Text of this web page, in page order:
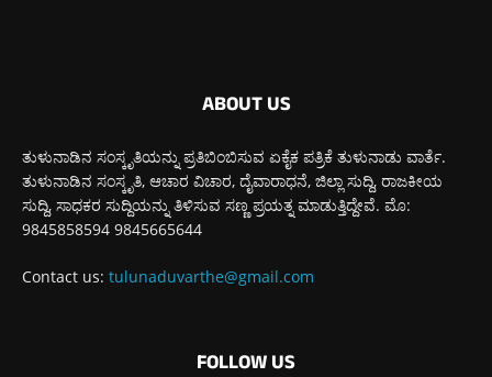
ABOUT US
ತುಳುನಾಡಿನ ಸಂಸ್ಕೃತಿಯನ್ನು ಪ್ರತಿಬಿಂಬಿಸುವ ಏಕೈಕ ಪತ್ರಿಕೆ ತುಳುನಾಡು ವಾರ್ತೆ.
ತುಳುನಾಡಿನ ಸಂಸ್ಕೃತಿ, ಆಚಾರ ವಿಚಾರ, ದೈವಾರಾಧನೆ, ಜಿಲ್ಲಾ ಸುದ್ದಿ, ರಾಜಕೀಯ
ಸುದ್ದಿ, ಸಾಧಕರ ಸುದ್ದಿಯನ್ನು ತಿಳಿಸುವ ಸಣ್ಣ ಪ್ರಯತ್ನ ಮಾಡುತ್ತಿದ್ದೇವೆ. ಮೊ:
9845858594 9845665644
Contact us: tulunaduvarthe@gmail.com
FOLLOW US